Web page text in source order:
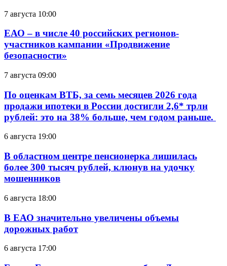
7 августа 10:00
ЕАО – в числе 40 российских регионов-
участников кампании «Продвижение
безопасности»
7 августа 09:00
По оценкам ВТБ, за семь месяцев 2026 года
продажи ипотеки в России достигли 2,6* трлн
рублей: это на 38% больше, чем годом раньше.
6 августа 19:00
В областном центре пенсионерка лишилась
более 300 тысяч рублей, клюнув на удочку
мошенников
6 августа 18:00
В ЕАО значительно увеличены объемы
дорожных работ
6 августа 17:00